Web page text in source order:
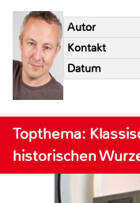
Autor
Kontakt
Datum
Topthema:
historischen